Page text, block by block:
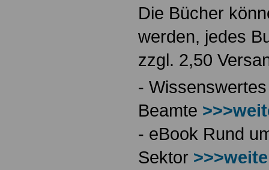
Die Bücher
werden, jedes
zzgl. 2,50
-
Beamte
- eBook Rund
Sektor